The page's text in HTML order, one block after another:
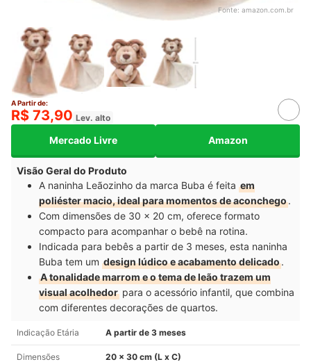
Fonte: amazon.com.br
A Partir de:
R$ 73,90 Lev. alto
Mercado Livre Amazon
Visão Geral do Produto
A naninha Leãozinho da marca Buba é feita em
poliéster macio, ideal para momentos de aconchego.
Com dimensões de 30 x 20 cm, oferece formato
compacto para acompanhar o bebê na rotina.
Indicada para bebês a partir de 3 meses, esta naninha
Buba tem um design lúdico e acabamento delicado.
A tonalidade marrom e o tema de leão trazem um
visual acolhedor para o acessório infantil, que combina
com diferentes decorações de quartos.
Indicação Etária A partir de 3 meses
Dimensões 20 x 30 cm (L x C)